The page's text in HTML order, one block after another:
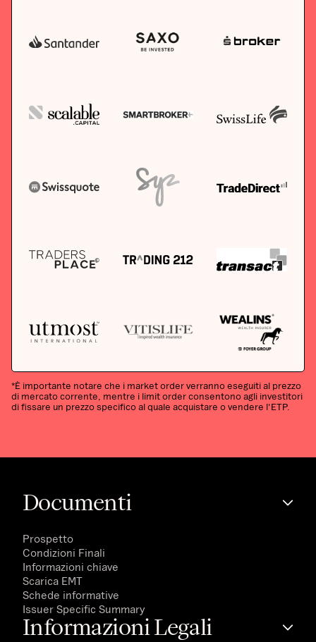
*È importante notare che i market order verranno eseguiti al prezzo
di mercato corrente, mentre i limit order consentono agli investitori
di fissare un prezzo specifico al quale acquistare o vendere l'ETP.
Documenti
Prospetto
Condizioni Finali
Informazioni chiave
Scarica EMT
Schede informative
Issuer Specific Summary
Informazioni Legali